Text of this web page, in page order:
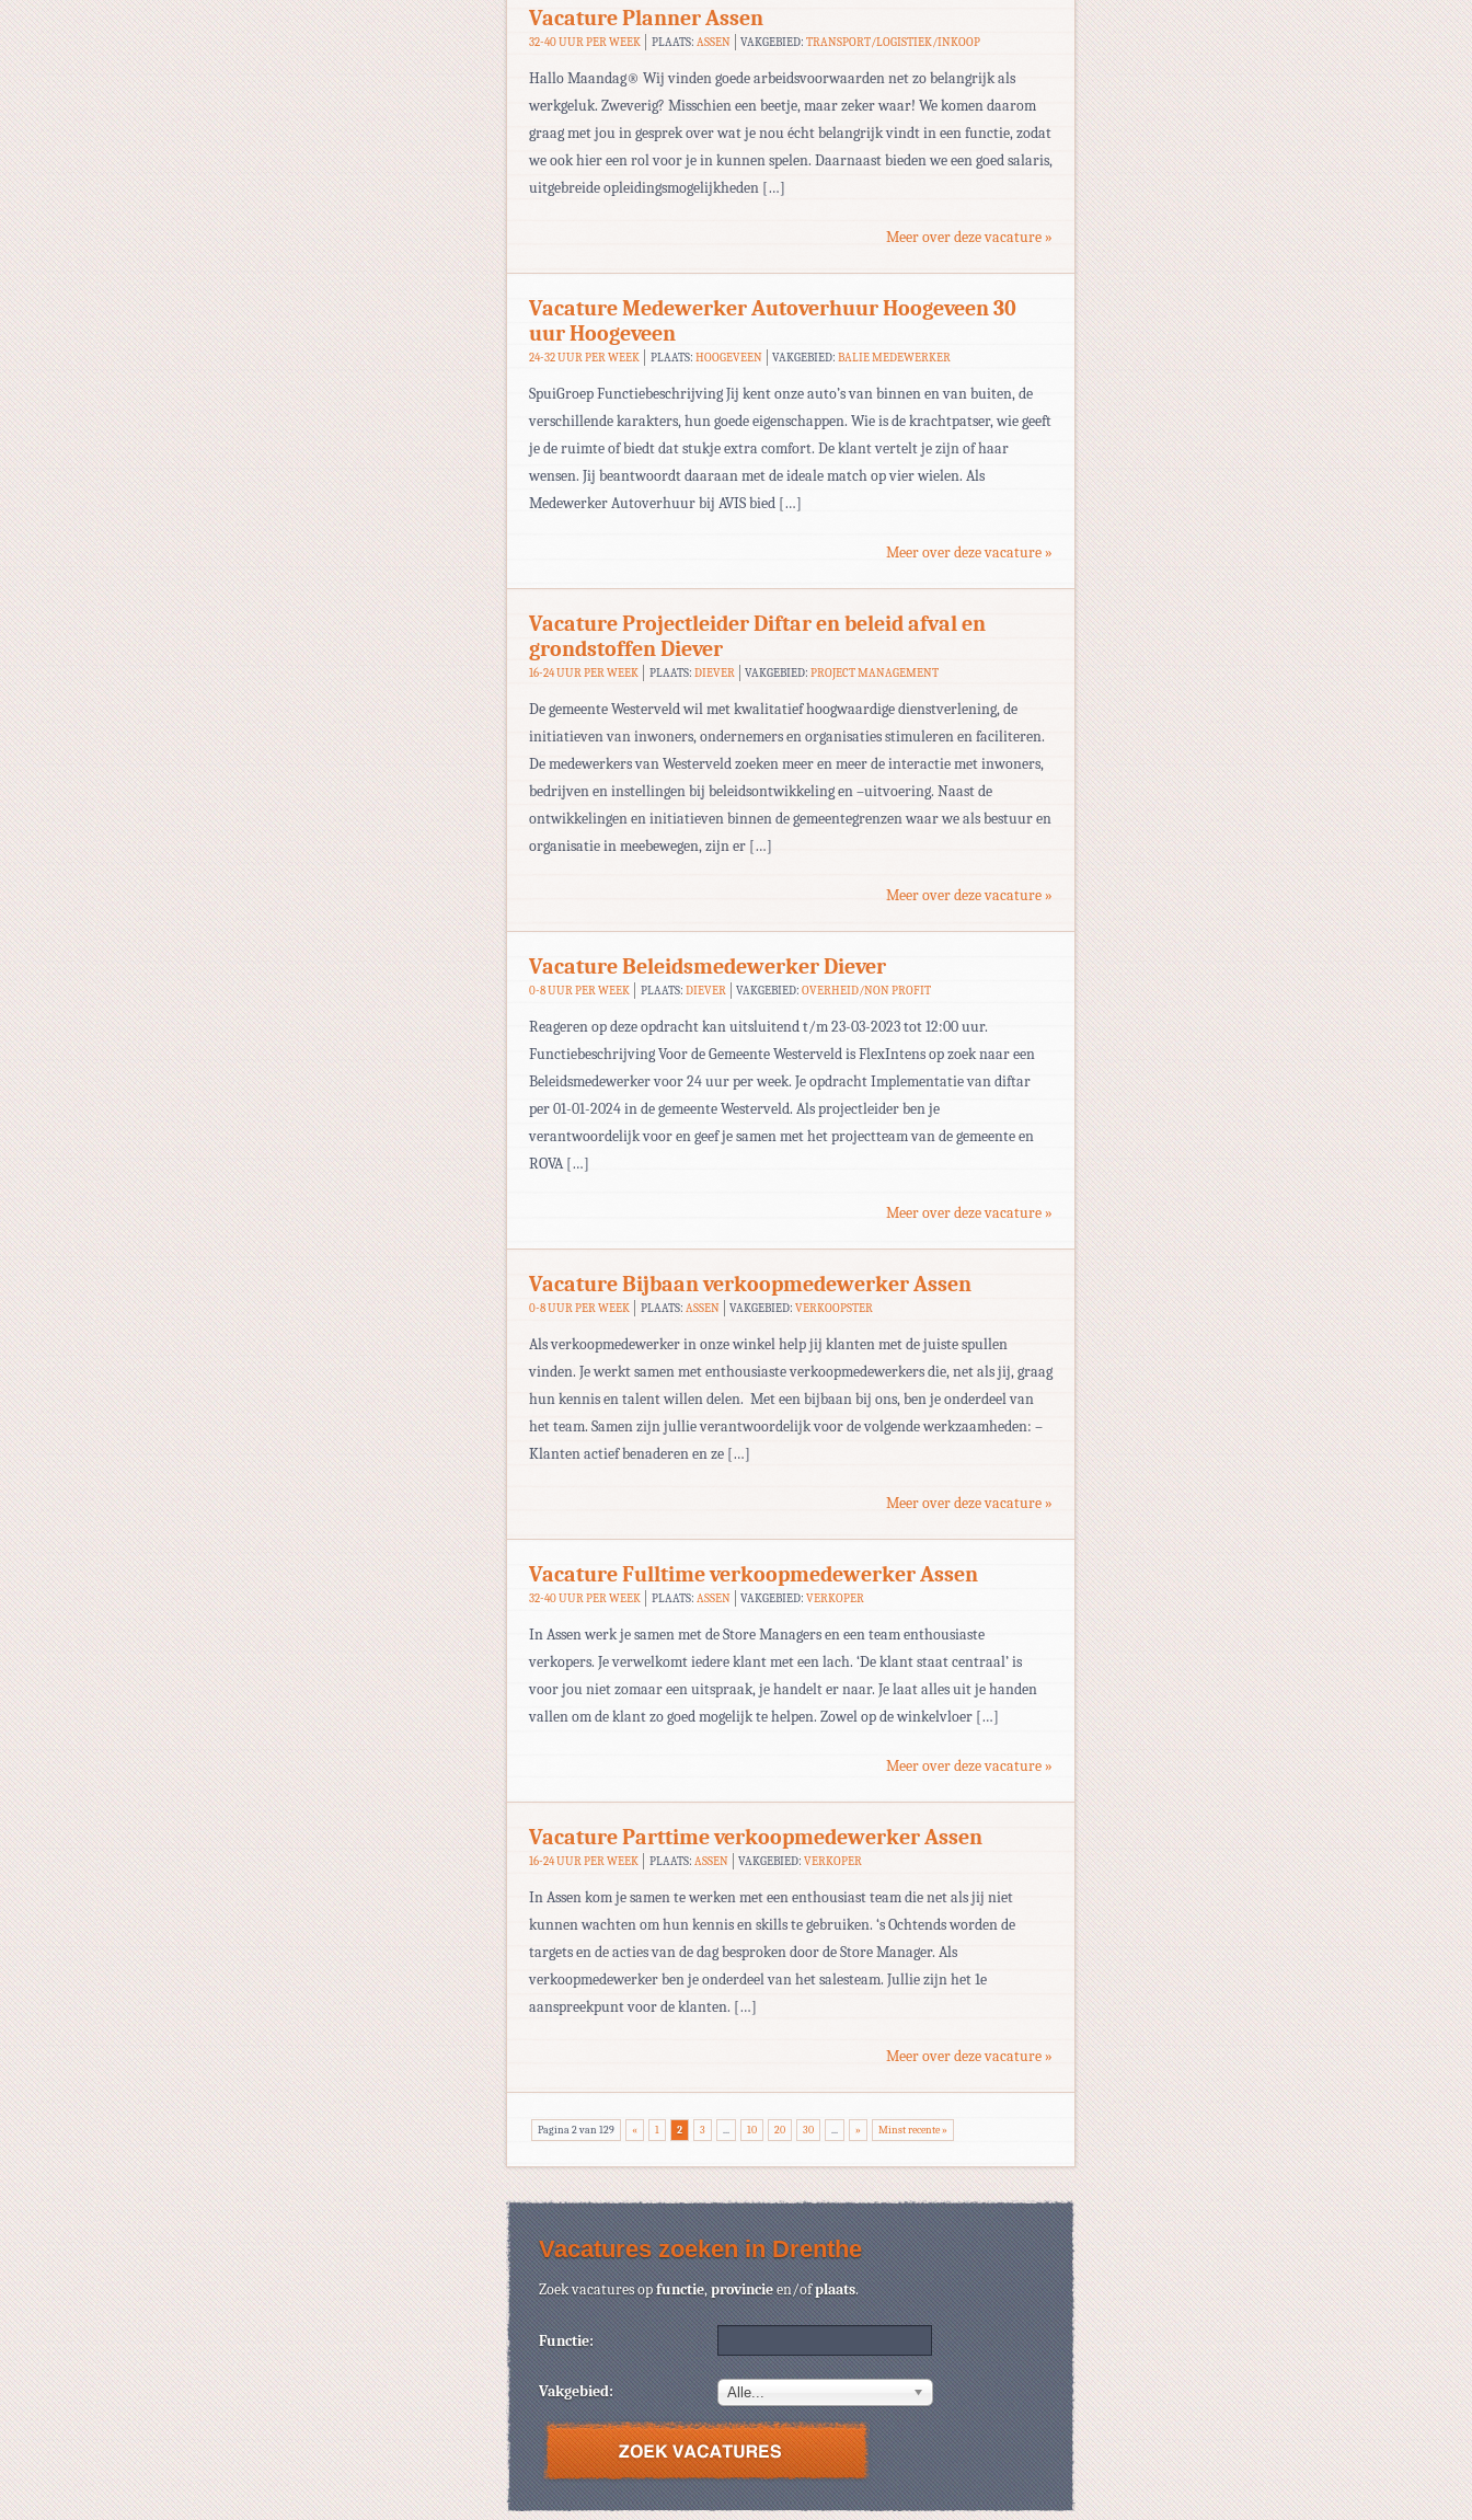
Vacature Planner Assen
32-40 UUR PER WEEK PLAATS: ASSEN VAKGEBIED:TRANSPORT/LOGISTIEK/INKOOP
Hallo Maandag® Wij vinden goede arbeidsvoorwaarden net zo belangrijk als
werkgeluk. Zweverig? Misschien een beetje, maar zeker waar! We komen daarom
graag met jou in gesprek over wat je nou écht belangrijk vindt in een functie, zodat
we ook hier een rol voor je in kunnen spelen. Daarnaast bieden we een goed salaris,
uitgebreide opleidingsmogelijkheden […]
Meer over deze vacature »
Vacature Medewerker Autoverhuur Hoogeveen 30
uur Hoogeveen
24-32 UUR PER WEEK PLAATS: HOOGEVEEN VAKGEBIED:BALIE MEDEWERKER
SpuiGroep Functiebeschrijving Jij kent onze auto’s van binnen en van buiten, de
verschillende karakters, hun goede eigenschappen. Wie is de krachtpatser, wie geeft
je de ruimte of biedt dat stukje extra comfort. De klant vertelt je zijn of haar
wensen. Jij beantwoordt daaraan met de ideale match op vier wielen. Als
Medewerker Autoverhuur bij AVIS bied […]
Meer over deze vacature »
Vacature Projectleider Diftar en beleid afval en
grondstoffen Diever
16-24 UUR PER WEEK PLAATS: DIEVER VAKGEBIED:PROJECT MANAGEMENT
De gemeente Westerveld wil met kwalitatief hoogwaardige dienstverlening, de
initiatieven van inwoners, ondernemers en organisaties stimuleren en faciliteren.
De medewerkers van Westerveld zoeken meer en meer de interactie met inwoners,
bedrijven en instellingen bij beleidsontwikkeling en –uitvoering. Naast de
ontwikkelingen en initiatieven binnen de gemeentegrenzen waar we als bestuur en
organisatie in meebewegen, zijn er […]
Meer over deze vacature »
Vacature Beleidsmedewerker Diever
0-8 UUR PER WEEK PLAATS: DIEVER VAKGEBIED:OVERHEID/NON PROFIT
Reageren op deze opdracht kan uitsluitend t/m 23-03-2023 tot 12:00 uur.
Functiebeschrijving Voor de Gemeente Westerveld is FlexIntens op zoek naar een
Beleidsmedewerker voor 24 uur per week. Je opdracht Implementatie van diftar
per 01-01-2024 in de gemeente Westerveld. Als projectleider ben je
verantwoordelijk voor en geef je samen met het projectteam van de gemeente en
ROVA […]
Meer over deze vacature »
Vacature Bijbaan verkoopmedewerker Assen
0-8 UUR PER WEEK PLAATS: ASSEN VAKGEBIED:VERKOOPSTER
Als verkoopmedewerker in onze winkel help jij klanten met de juiste spullen
vinden. Je werkt samen met enthousiaste verkoopmedewerkers die, net als jij, graag
hun kennis en talent willen delen. Met een bijbaan bij ons, ben je onderdeel van
het team. Samen zijn jullie verantwoordelijk voor de volgende werkzaamheden: –
Klanten actief benaderen en ze […]
Meer over deze vacature »
Vacature Fulltime verkoopmedewerker Assen
32-40 UUR PER WEEK PLAATS: ASSEN VAKGEBIED:VERKOPER
In Assen werk je samen met de Store Managers en een team enthousiaste
verkopers. Je verwelkomt iedere klant met een lach. ‘De klant staat centraal’ is
voor jou niet zomaar een uitspraak, je handelt er naar. Je laat alles uit je handen
vallen om de klant zo goed mogelijk te helpen. Zowel op de winkelvloer […]
Meer over deze vacature »
Vacature Parttime verkoopmedewerker Assen
16-24 UUR PER WEEK PLAATS: ASSEN VAKGEBIED:VERKOPER
In Assen kom je samen te werken met een enthousiast team die net als jij niet
kunnen wachten om hun kennis en skills te gebruiken. ‘s Ochtends worden de
targets en de acties van de dag besproken door de Store Manager. Als
verkoopmedewerker ben je onderdeel van het salesteam. Jullie zijn het 1e
aanspreekpunt voor de klanten. […]
Meer over deze vacature »
Pagina 2 van 129 « 1 2 3 ... 10 20 30 ... » Minst recente »
Vacatures zoeken in Drenthe
Zoek vacatures opfunctie,provincieen/ofplaats.
Functie:
Vakgebied: Alle...